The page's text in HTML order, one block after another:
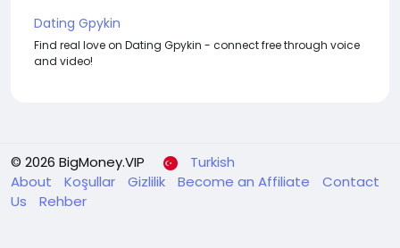
Dating Gpykin
Find real love on Dating Gpykin - connect free through voice
and video!
© 2026 BigMoney.VIP
Turkish
About
Koşullar Gizlilik Become an Affiliate
Contact
Us
Rehber